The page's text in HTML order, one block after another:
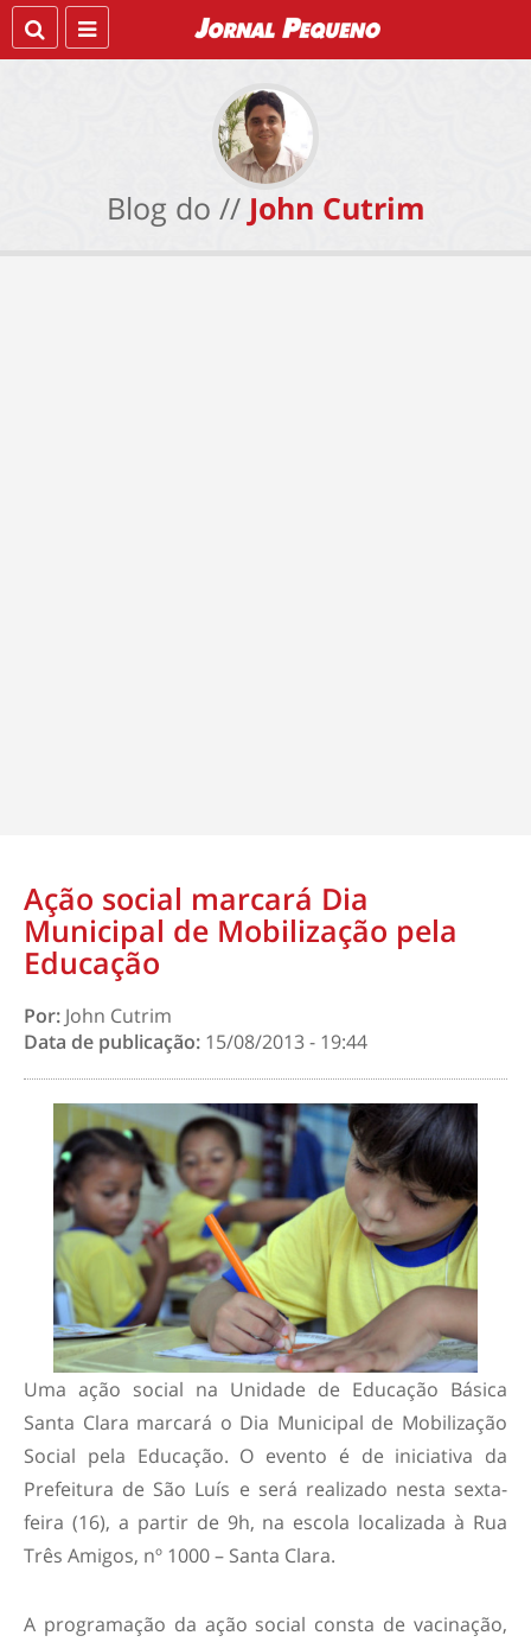
Blog do // John Cutrim
Ação social marcará Dia
Municipal de Mobilização pela
Educação
Por: John Cutrim
Data de publicação: 15/08/2013 - 19:44
Uma ação social na Unidade de Educação Básica
Santa Clara marcará o Dia Municipal de Mobilização
Social pela Educação. O evento é de iniciativa da
Prefeitura de São Luís e será realizado nesta sexta-
feira (16), a partir de 9h, na escola localizada à Rua
Três Amigos, nº 1000 – Santa Clara.
A programação da ação social consta de vacinação,